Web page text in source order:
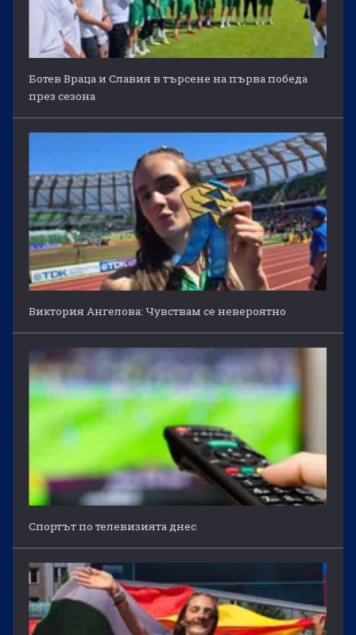
Ботев Враца и Славия в търсене на първа победа
през сезона
Виктория Ангелова: Чувствам се невероятно
Спортът по телевизията днес